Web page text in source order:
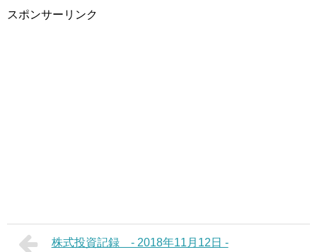
スポンサーリンク
株式投資記録 - 2018年11月12日 -